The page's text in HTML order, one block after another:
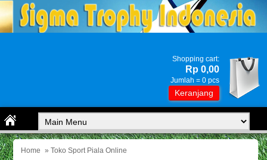
Shopping cart:
Rp 0,00
Jumlah = 0 pcs
Keranjang
Home » Toko Sport Piala Online